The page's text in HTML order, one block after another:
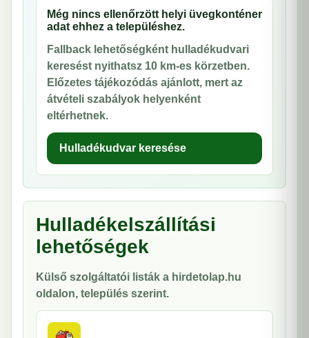
Még nincs ellenőrzött helyi üvegkonténer
adat ehhez a településhez.
Fallback lehetőségként hulladékudvari
keresést nyithatsz 10 km-es körzetben.
Előzetes tájékozódás ajánlott, mert az
átvételi szabályok helyenként
eltérhetnek.
Hulladékudvar keresése
Hulladékelszállítási
lehetőségek
Külső szolgáltatói listák a hirdetolap.hu
oldalon, település szerint.